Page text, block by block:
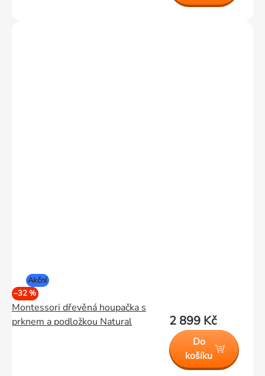
Akční
–32 %
Montessori dřevěná houpačka s
prknem a podložkou Natural
2 899 Kč
Do
košíku